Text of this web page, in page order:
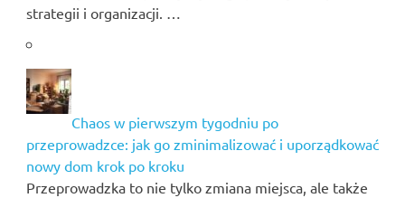
strategii i organizacji. …
Chaos w pierwszym tygodniu po
przeprowadzce: jak go zminimalizować i uporządkować
nowy dom krok po kroku
Przeprowadzka to nie tylko zmiana miejsca, ale także